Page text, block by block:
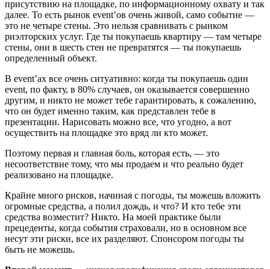
присутствию на площадке, по информационному охвату и так
далее. То есть рынок event’ов очень живой, само событие —
это не четыре стены. Это нельзя сравнивать с рынком
риэлторских услуг. Где ты покупаешь квартиру — там четыре
стены, они в шесть стен не превратятся — ты покупаешь
определенный объект.
В event’ах все очень ситуативно: когда ты покупаешь один
event, по факту, в 80% случаев, он оказывается совершенно
другим, и никто не может тебе гарантировать, к сожалению,
что он будет именно таким, как представлен тебе в
презентации. Нарисовать можно все, что угодно, а вот
осуществить на площадке это вряд ли кто может.
Поэтому первая и главная боль, которая есть, — это
несоответствие тому, что мы продаем и что реально будет
реализовано на площадке.
Крайне много рисков, начиная с погоды, ты можешь вложить
огромные средства, а полил дождь, и что? И кто тебе эти
средства возместит? Никто. На моей практике были
прецеденты, когда события страховали, но в основном все
несут эти риски, все их разделяют. Спонсором погоды ты
быть не можешь.